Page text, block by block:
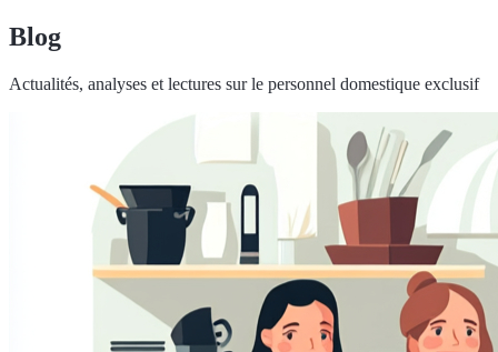
Blog
Actualités, analyses et lectures sur le personnel domestique exclusif